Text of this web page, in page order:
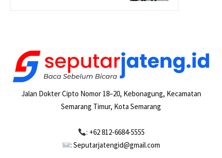
Jalan Dokter Cipto Nomor 18–20, Kebonagung, Kecamatan
Semarang Timur, Kota Semarang
: +62 812-6684-5555
: Seputarjatengid@gmail.com